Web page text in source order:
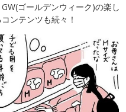
ゴールデンウィーク)の楽し
ンテンツも続々！